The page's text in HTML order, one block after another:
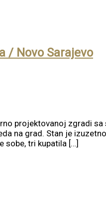
/ Novo Sarajevo
projektovanoj zgradi
na grad. Stan je
sobe, tri kupatila […]